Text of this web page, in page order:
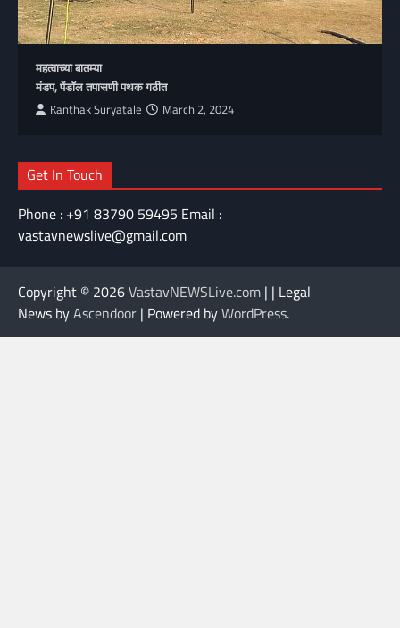
महत्वाच्या बातम्या
मंडप, पेंडॉल तपासणी पथक गठीत
Kanthak Suryatale March 2, 2024
Get In Touch
Phone : +91 83790 59495 Email :
vastavnewslive@gmail.com
Copyright © 2026VastavNEWSLive.com | | Legal
News byAscendoor | Powered byWordPress.